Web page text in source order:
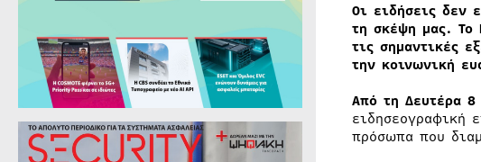
Οι ειδήσεις δεν
τη σκέψη μας. Το
τις σημαντικές
την κοινωνική
Από τη Δευτέρα 8
ειδησεογραφική
πρόσωπα που